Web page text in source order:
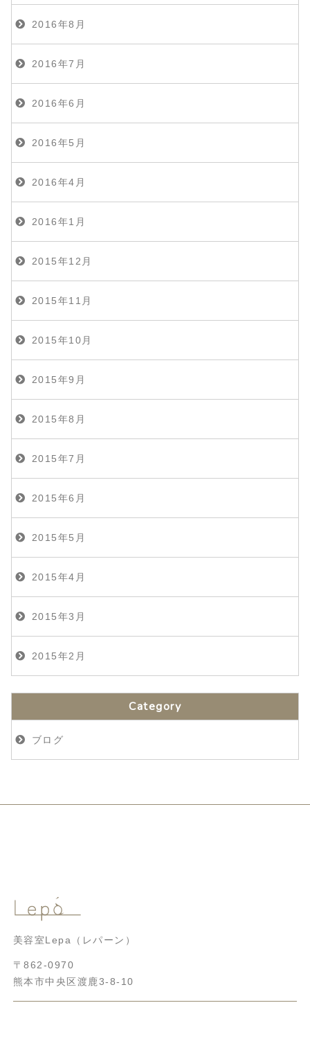
2016年8月
2016年7月
2016年6月
2016年5月
2016年4月
2016年1月
2015年12月
2015年11月
2015年10月
2015年9月
2015年8月
2015年7月
2015年6月
2015年5月
2015年4月
2015年3月
2015年2月
Category
ブログ
美容室Lepa（レパーン）
〒862-0970
熊本市中央区渡鹿3-8-10